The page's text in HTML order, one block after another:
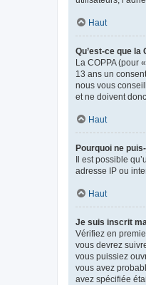
Haut
Qu’est-ce que la
La COPPA (pour
13 ans un
nous vous
et ne doivent
Haut
Pourquoi ne
Il est possible
adresse IP ou
Haut
Je suis inscrit
Vérifiez en
vous devrez
vous puissiez
vous avez
avez spécifiée